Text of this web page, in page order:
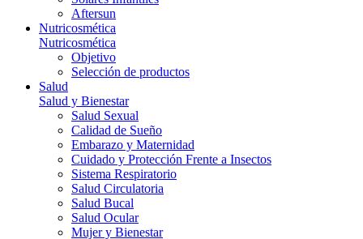
Aftersun
Nutricosmética
Nutricosmética
Objetivo
Selección de productos
Salud
Salud y Bienestar
Salud Sexual
Calidad de Sueño
Embarazo y Maternidad
Cuidado y Protección Frente a Insectos
Sistema Respiratorio
Salud Circulatoria
Salud Bucal
Salud Ocular
Mujer y Bienestar